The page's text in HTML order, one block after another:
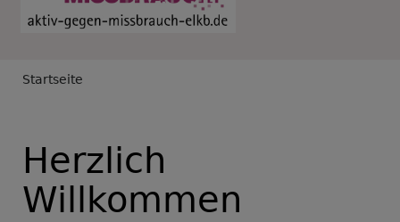
Breadcrumb
Startseite
Herzlich
Willkommen